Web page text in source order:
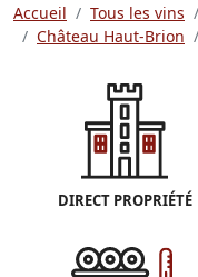
Accueil Tous les vins
Château Haut-Brion
DIRECT PROPRIÉTÉ